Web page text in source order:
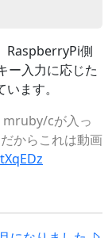
RaspberryPi側
ー入力に応じた
ます。
mruby/cが入っ
からこれは動画